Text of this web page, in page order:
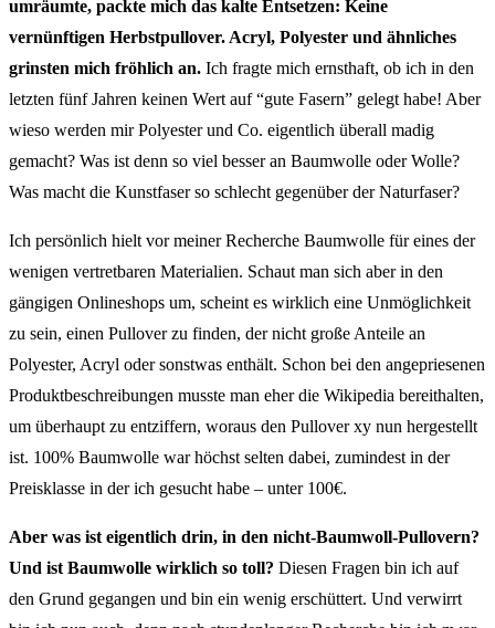
umräumte, packte mich das kalte Entsetzen: Keine
vernünftigen Herbstpullover. Acryl, Polyester und ähnliches
grinsten mich fröhlich an. Ich fragte mich ernsthaft, ob ich in den
letzten fünf Jahren keinen Wert auf “gute Fasern” gelegt habe! Aber
wieso werden mir Polyester und Co. eigentlich überall madig
gemacht? Was ist denn so viel besser an Baumwolle oder Wolle?
Was macht die Kunstfaser so schlecht gegenüber der Naturfaser?
Ich persönlich hielt vor meiner Recherche Baumwolle für eines der
wenigen vertretbaren Materialien. Schaut man sich aber in den
gängigen Onlineshops um, scheint es wirklich eine Unmöglichkeit
zu sein, einen Pullover zu finden, der nicht große Anteile an
Polyester, Acryl oder sonstwas enthält. Schon bei den angepriesenen
Produktbeschreibungen musste man eher die Wikipedia bereithalten,
um überhaupt zu entziffern, woraus den Pullover xy nun hergestellt
ist. 100% Baumwolle war höchst selten dabei, zumindest in der
Preisklasse in der ich gesucht habe – unter 100€.
Aber was ist eigentlich drin, in den nicht-Baumwoll-Pullovern?
Und ist Baumwolle wirklich so toll? Diesen Fragen bin ich auf
den Grund gegangen und bin ein wenig erschüttert. Und verwirrt